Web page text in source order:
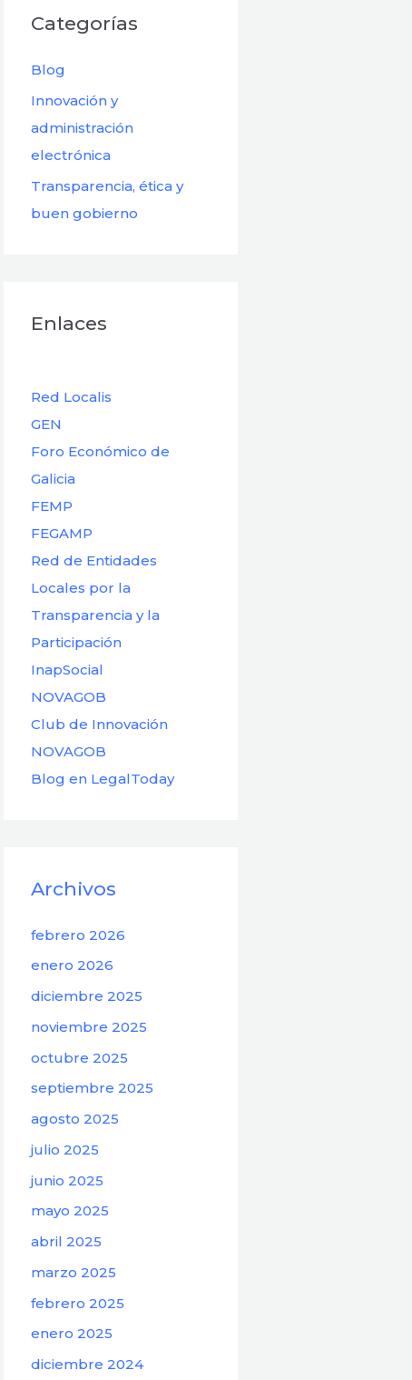
Categorías
Blog
Innovación y
administración
electrónica
Transparencia, ética y
buen gobierno
Enlaces
Red Localis
GEN
Foro Económico de
Galicia
FEMP
FEGAMP
Red de Entidades
Locales por la
Transparencia y la
Participación
InapSocial
NOVAGOB
Club de Innovación
NOVAGOB
Blog en LegalToday
Archivos
febrero 2026
enero 2026
diciembre 2025
noviembre 2025
octubre 2025
septiembre 2025
agosto 2025
julio 2025
junio 2025
mayo 2025
abril 2025
marzo 2025
febrero 2025
enero 2025
diciembre 2024